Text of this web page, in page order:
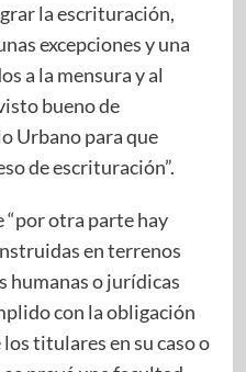
la escrituración,
excepciones y una
a la mensura y al
bueno de
Urbano para que
de escrituración”.
“por otra parte hay
en terrenos
humanas o jurídicas
con la obligación
titulares en su caso o